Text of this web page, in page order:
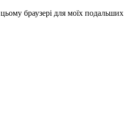
браузері для моїх